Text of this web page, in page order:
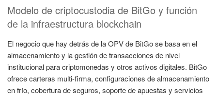
Modelo de criptocustodia de BitGo y función
de la infraestructura blockchain
El negocio que hay detrás de la OPV de BitGo se basa en el
almacenamiento y la gestión de transacciones de nivel
institucional para criptomonedas y otros activos digitales. BitGo
ofrece carteras multi-firma, configuraciones de almacenamiento
en frío, cobertura de seguros, soporte de apuestas y servicios